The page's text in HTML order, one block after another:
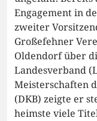
Engagement in
zweiter
Großefehner
Oldendorf über
Landesverband
Meisterschaften
(DKB) zeigte er
heimste viele